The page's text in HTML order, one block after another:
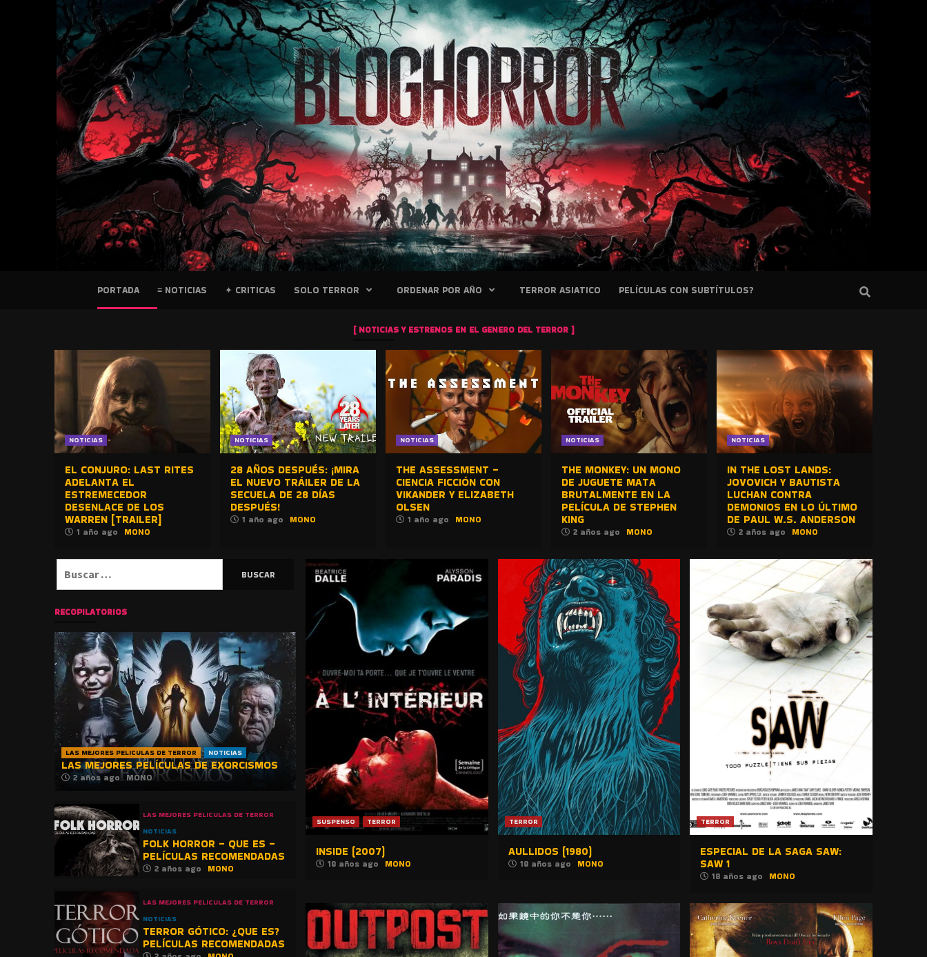
PELICULAS
DE TERROR |
⋆
PORTADA ≡ NOTICIAS ✦ CRITICAS SOLO TERROR ORDENAR POR AÑO TERROR ASIATICO PELÍCULAS CON SUBTÍTULOS?
[ NOTICIAS Y ESTRENOS EN EL GENERO DEL TERROR ]
NOTICIAS
EL CONJURO: LAST RITES
ADELANTA EL
ESTREMECEDOR
DESENLACE DE LOS
WARREN [TRAILER]
1 año ago MONO
NOTICIAS
28 AÑOS DESPUÉS: ¡MIRA
EL NUEVO TRÁILER DE LA
SECUELA DE 28 DÍAS
DESPUÉS!
1 año ago MONO
NOTICIAS
THE ASSESSMENT –
CIENCIA FICCIÓN CON
VIKANDER Y ELIZABETH
OLSEN
1 año ago MONO
NOTICIAS
THE MONKEY: UN MONO
DE JUGUETE MATA
BRUTALMENTE EN LA
PELÍCULA DE STEPHEN
KING
2 años ago MONO
NOTICIAS
IN THE LOST LANDS:
JOVOVICH Y BAUTISTA
LUCHAN CONTRA
DEMONIOS EN LO ÚLTIMO
DE PAUL W.S. ANDERSON
2 años ago MONO
SUSPENSO TERROR
INSIDE (2007)
18 años ago MONO
TERROR
AULLIDOS (1980)
18 años ago MONO
TERROR
ESPECIAL DE LA SAGA SAW:
SAW 1
18 años ago MONO
RECOPILATORIOS
LAS MEJORES PELICULAS DE TERROR NOTICIAS
LAS MEJORES PELÍCULAS DE EXORCISMOS
2 años ago MONO
LAS MEJORES PELICULAS DE TERROR
NOTICIAS
FOLK HORROR – QUE ES –
PELÍCULAS RECOMENDADAS
2 años ago MONO
LAS MEJORES PELICULAS DE TERROR
NOTICIAS
TERROR GÓTICO: ¿QUE ES?
PELÍCULAS RECOMENDADAS